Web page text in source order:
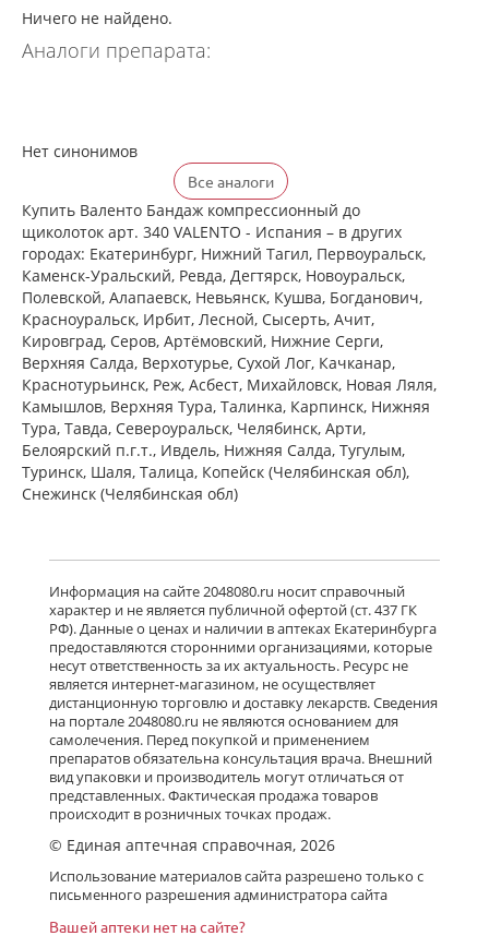
Ничего не найдено.
Аналоги препарата:
Нет синонимов
Все аналоги
Купить Валенто Бандаж компрессионный до
щиколоток арт. 340 VALENTO - Испания – в других
городах: Екатеринбург, Нижний Тагил, Первоуральск,
Каменск-Уральский, Ревда, Дегтярск, Новоуральск,
Полевской, Алапаевск, Невьянск, Кушва, Богданович,
Красноуральск, Ирбит, Лесной, Сысерть, Ачит,
Кировград, Серов, Артёмовский, Нижние Cерги,
Верхняя Салда, Верхотурье, Сухой Лог, Качканар,
Краснотурьинск, Реж, Асбест, Михайловск, Новая Ляля,
Камышлов, Верхняя Тура, Талинка, Карпинск, Нижняя
Тура, Тавда, Североуральск, Челябинск, Арти,
Белоярский п.г.т., Ивдель, Нижняя Салда, Тугулым,
Туринск, Шаля, Талица, Копейск (Челябинская обл),
Снежинск (Челябинская обл)
Информация на сайте 2048080.ru носит справочный
характер и не является публичной офертой (ст. 437 ГК
РФ). Данные о ценах и наличии в аптеках Екатеринбурга
предоставляются сторонними организациями, которые
несут ответственность за их актуальность. Ресурс не
является интернет-магазином, не осуществляет
дистанционную торговлю и доставку лекарств. Сведения
на портале 2048080.ru не являются основанием для
самолечения. Перед покупкой и применением
препаратов обязательна консультация врача. Внешний
вид упаковки и производитель могут отличаться от
представленных. Фактическая продажа товаров
происходит в розничных точках продаж.
© Единая аптечная справочная, 2026
Использование материалов сайта разрешено только с
письменного разрешения администратора сайта
Вашей аптеки нет на сайте?